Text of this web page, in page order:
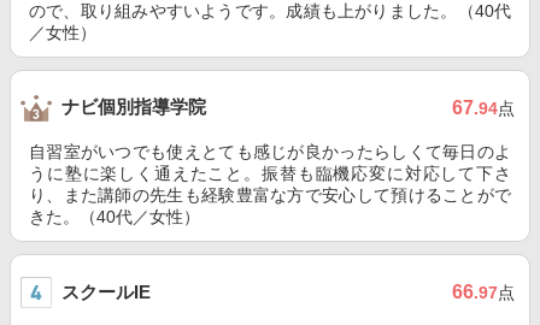
ので、取り組みやすいようです。成績も上がりました。（40代
／女性）
ナビ個別指導学院 67.94点
自習室がいつでも使えとても感じが良かったらしくて毎日のよ
うに塾に楽しく通えたこと。振替も臨機応変に対応して下さ
り、また講師の先生も経験豊富な方で安心して預けることがで
きた。（40代／女性）
スクールIE 66.97点